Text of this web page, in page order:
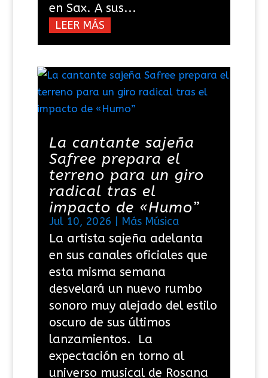
en Sax. A sus...
LEER MÁS
La cantante sajeña
Safree prepara el
terreno para un giro
radical tras el
impacto de «Humo”
Jul 10, 2026 Más Música
La artista sajeña adelanta
en sus canales oficiales que
esta misma semana
desvelará un nuevo rumbo
sonoro muy alejado del estilo
oscuro de sus últimos
lanzamientos. La
expectación en torno al
universo musical de Rosana